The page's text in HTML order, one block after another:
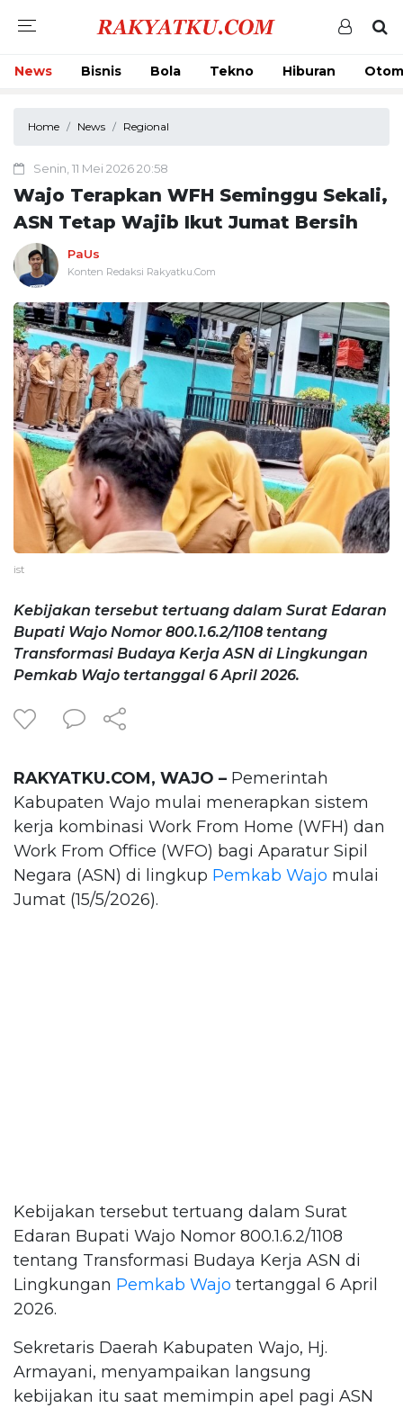
News Bisnis Bola Tekno Hiburan
Home News Regional
Senin, 11 Mei 2026 20:58
Wajo Terapkan WFH Seminggu Sekali,
ASN Tetap Wajib Ikut Jumat Bersih
PaUs
Konten Redaksi Rakyatku.Com
ist
Kebijakan tersebut tertuang dalam Surat Edaran
Bupati Wajo Nomor 800.1.6.2/1108 tentang
Transformasi Budaya Kerja ASN di Lingkungan
Pemkab Wajo tertanggal 6 April 2026.
RAKYATKU.COM, WAJO – Pemerintah
Kabupaten Wajo mulai menerapkan sistem
kerja kombinasi Work From Home (WFH) dan
Work From Office (WFO) bagi Aparatur Sipil
Negara (ASN) di lingkup Pemkab Wajo mulai
Jumat (15/5/2026).
Kebijakan tersebut tertuang dalam Surat
Edaran Bupati Wajo Nomor 800.1.6.2/1108
tentang Transformasi Budaya Kerja ASN di
Lingkungan Pemkab Wajo tertanggal 6 April
2026.
Sekretaris Daerah Kabupaten Wajo, Hj.
Armayani, menyampaikan langsung
kebijakan itu saat memimpin apel pagi ASN